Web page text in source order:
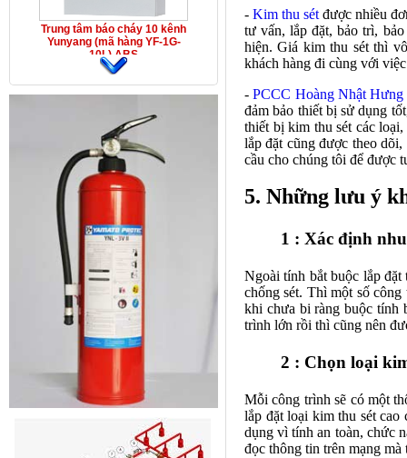
Trung tâm báo cháy 10 kênh
Yunyang (mã hàng YF-1G-
10L) ABS
-Kim thu sét được nhiều
tư vấn, lắp đặt, bảo trì,
hiện. Giá kim thu sét thì
khách hàng đi cùng với
-PCCC Hoàng Nhật Hưng
đảm bảo thiết bị sử dụng
thiết bị kim thu sét các
lắp đặt cũng được theo dõi,
cầu cho chúng tôi để được
5. Những lưu ý
1 : Xác định
Ngoài tính bắt buộc lắp
chống sét. Thì một số
khi chưa bi ràng buộc tính
trình lớn rồi thì cũng nên
2 : Chọn loại
Mỗi công trình sẽ có một
lắp đặt loại kim thu sét cao
dụng vì tính an toàn, chức
đọc thông tin trên mạng